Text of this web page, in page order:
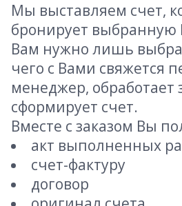
Мы выставляем счет,
бронирует
Вам нужно лишь
чего с Вами свяжется
менеджер, обработает
сформирует счет.
Вместе с заказом Вы
акт выполненных
счет-фактуру
договор